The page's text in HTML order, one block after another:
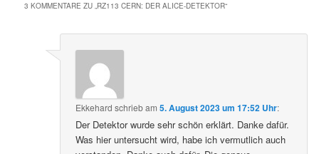
3 KOMMENTARE ZU „RZ113 CERN: DER ALICE-DETEKTOR“
Ekkehard schriebam5. August 2023 um 17:52 Uhr:
Der Detektor wurde sehr schön erklärt. Danke dafür.
Was hier untersucht wird, habe ich vermutlich auch